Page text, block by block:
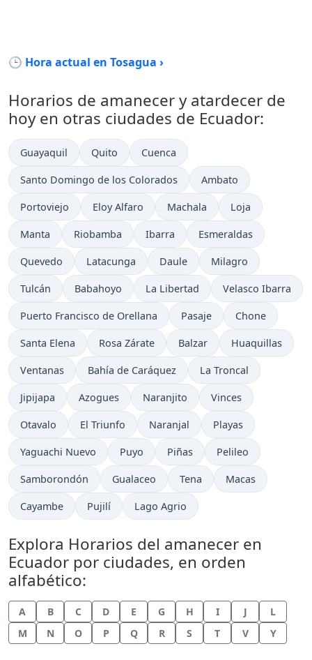
🕒 Hora actual en Tosagua ›
Horarios de amanecer y atardecer de
hoy en otras ciudades de Ecuador:
Guayaquil Quito Cuenca
Santo Domingo de los Colorados Ambato
Portoviejo Eloy Alfaro Machala Loja
Manta Riobamba Ibarra Esmeraldas
Quevedo Latacunga Daule Milagro
Tulcán Babahoyo La Libertad Velasco Ibarra
Puerto Francisco de Orellana Pasaje Chone
Santa Elena Rosa Zárate Balzar Huaquillas
Ventanas Bahía de Caráquez La Troncal
Jipijapa Azogues Naranjito Vinces
Otavalo El Triunfo Naranjal Playas
Yaguachi Nuevo Puyo Piñas Pelileo
Samborondón Gualaceo Tena Macas
Cayambe Pujilí Lago Agrio
Explora Horarios del amanecer en
Ecuador por ciudades, en orden
alfabético:
A B C D E G H I J
L
M
N O P Q R S T V Y